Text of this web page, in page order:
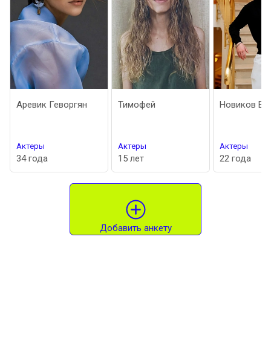
Геворгян
года
Тимофей
Актеры
15 лет
Новиков Евгений
Актеры
22 года
Добавить анкету